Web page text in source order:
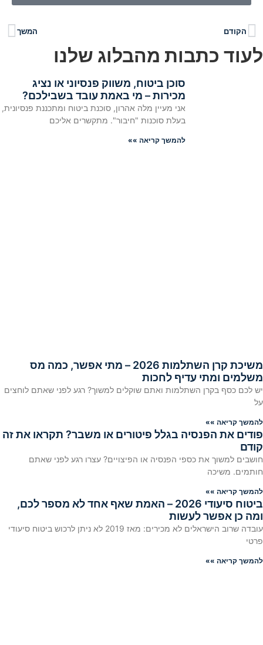
הקודם המשך
לעוד כתבות מהבלוג שלנו
סוכן ביטוח, משווק פנסיוני או נציג
מכירות – מי באמת עובד בשבילכם?
אני מעיין מלה אהרון, סוכנת ביטוח ומתכננת פנסיונית,
בעלת סוכנות "חיבור". מתקשרים אליכם
להמשך קריאה »»
משיכת קרן השתלמות 2026 – מתי אפשר, כמה מס
משלמים ומתי עדיף לחכות
יש לכם כסף בקרן השתלמות ואתם שוקלים למשוך? רגע לפני שאתם לוחצים
על
להמשך קריאה »»
פודים את הפנסיה בגלל פיטורים או משבר? תקראו את זה
קודם
חושבים למשוך את כספי הפנסיה או הפיצויים? עצרו רגע לפני שאתם
חותמים. משיכה
להמשך קריאה »»
ביטוח סיעודי 2026 – האמת שאף אחד לא מספר לכם,
ומה כן אפשר לעשות
עובדה שרוב הישראלים לא מכירים: מאז 2019 לא ניתן לרכוש ביטוח סיעודי
פרטי
להמשך קריאה »»